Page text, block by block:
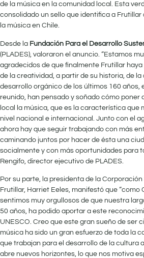
de la música en la comunidad local. Esta
consolidado un sello que identifica a
la música en Chile.
Desde la Fundación Para el Desarrollo
(PLADES), valoraron el anuncio. “Estamos
agradecidos de que finalmente Frutillar
de la creatividad, a partir de su historia, de
desarrollo orgánico de los últimos 160 años,
reunido, han pensado y soñado cómo poner
local la música, que es la característica que
nivel nacional e internacional. Junto con el
ahora hay que seguir trabajando con más
caminando juntos por hacer de ésta una
socialmente y con más oportunidades para
Rengifo, director ejecutivo de PLADES.
Por su parte, la presidenta de la
Frutillar, Harriet Eeles, manifestó que
sentimos muy orgullosos de que nuestra
50 años, ha podido aportar a este
UNESCO. Creo que este gran sueño de ser
música ha sido un gran esfuerzo de toda la
que trabajan para el desarrollo de la cultura
abre nuevos horizontes, lo que nos motiva